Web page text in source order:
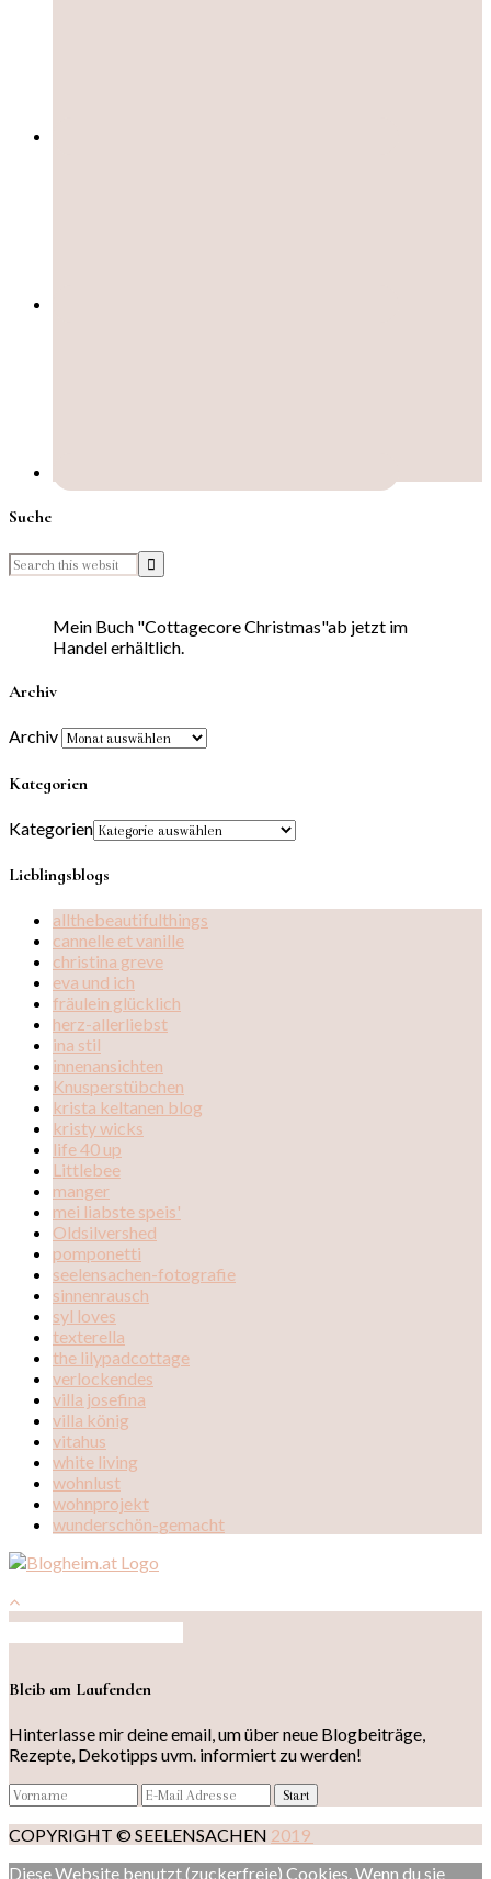
Suche
Mein Buch "Cottagecore Christmas"ab jetzt im
Handel erhältlich.
Archiv
Archiv
Kategorien
Kategorien
Lieblingsblogs
allthebeautifulthings
cannelle et vanille
christina greve
eva und ich
fräulein glücklich
herz-allerliebst
ina stil
innenansichten
Knusperstübchen
krista keltanen blog
kristy wicks
life 40 up
Littlebee
manger
mei liabste speis'
Oldsilvershed
pomponetti
seelensachen-fotografie
sinnenrausch
syl loves
texterella
the lilypadcottage
verlockendes
villa josefina
villa könig
vitahus
white living
wohnlust
wohnprojekt
wunderschön-gemacht
Bleib am Laufenden
Hinterlasse mir deine email, um über neue Blogbeiträge,
Rezepte, Dekotipps uvm. informiert zu werden!
COPYRIGHT © SEELENSACHEN 2019
Diese Website benutzt (zuckerfreie) Cookies. Wenn du sie